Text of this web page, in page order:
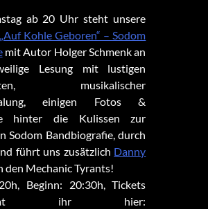
ab 20 Uhr steht unsere
Kohle Geboren“ – Sodom
mit Autor Holger Schmenk an
Lesung mit lustigen
musikalischer
einigen Fotos &
hinter die Kulissen zur
Sodom Bandbiografie, durch
führt uns zusätzlich Danny
den Mechanic Tyrants!
Beginn: 20:30h, Tickets
ihr hier: